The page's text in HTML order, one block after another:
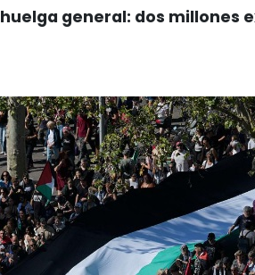
general: dos millones